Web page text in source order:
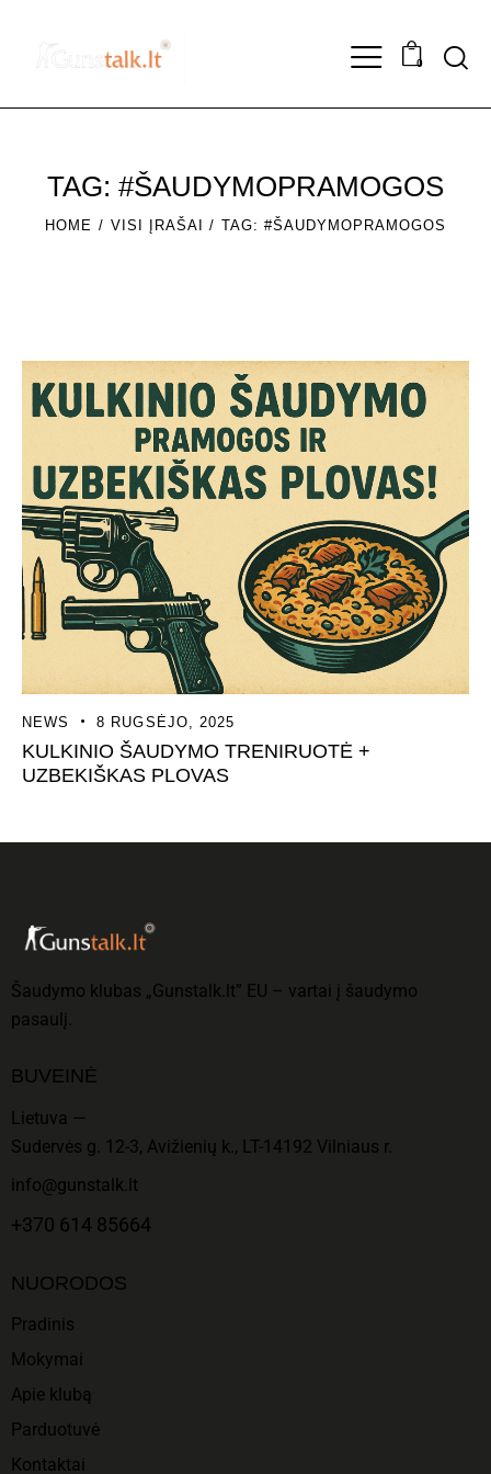
0
TAG: #ŠAUDYMOPRAMOGOS
HOME VISI ĮRAŠAI TAG: #ŠAUDYMOPRAMOGOS
NEWS 8 RUGSĖJO, 2025
KULKINIO ŠAUDYMO TRENIRUOTĖ +
UZBEKIŠKAS PLOVAS
Šaudymo klubas „Gunstalk.lt” EU – vartai į šaudymo
pasaulį.
BUVEINĖ
Lietuva —
Sudervės g. 12-3, Avižienių k., LT-14192 Vilniaus r.
info@gunstalk.lt
+370 614 85664
NUORODOS
Pradinis
Mokymai
Apie klubą
Parduotuvė
Kontaktai